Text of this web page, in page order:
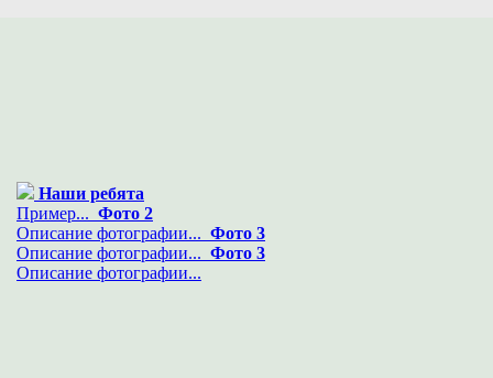
Наши ребята
Пример... Фото 2
Описание фотографии... Фото 3
Описание фотографии... Фото 3
Описание фотографии...